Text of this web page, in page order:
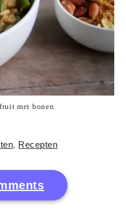
met bonen
, Recepten